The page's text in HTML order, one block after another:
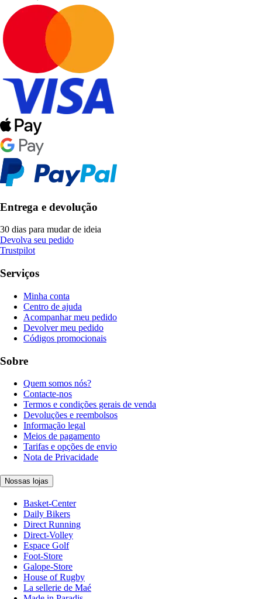
Entrega e devolução
30 dias para mudar de ideia
Devolva seu pedido
Trustpilot
Serviços
Minha conta
Centro de ajuda
Acompanhar meu pedido
Devolver meu pedido
Códigos promocionais
Sobre
Quem somos nós?
Contacte-nos
Termos e condições gerais de venda
Devoluções e reembolsos
Informação legal
Meios de pagamento
Tarifas e opções de envio
Nota de Privacidade
Nossas lojas
Basket-Center
Daily Bikers
Direct Running
Direct-Volley
Espace Golf
Foot-Store
Galope-Store
House of Rugby
La sellerie de Maé